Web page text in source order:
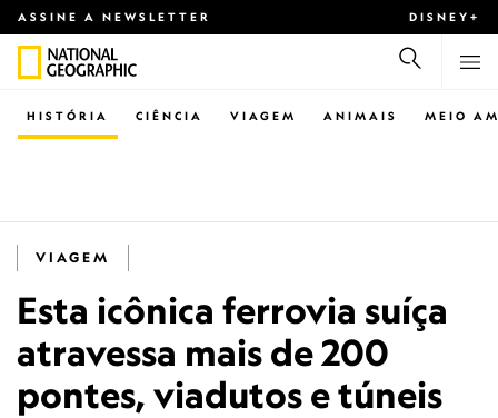
ASSINE A NEWSLETTER DISNEY+
CIÊNCIA VIAGEM ANIMAIS
HISTÓRIA MEIO
VIAGEM
Esta icônica ferrovia suíça
atravessa mais de 200
pontes, viadutos e túneis